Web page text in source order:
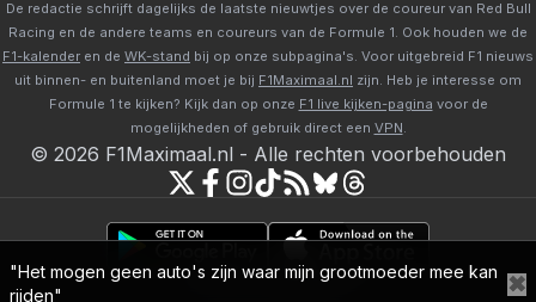
De redactie schrijft dagelijks de laatste nieuwtjes over de coureur van Red Bull
Racing en de andere teams en coureurs van de Formule 1. Ook houden we de
F1-kalender en de WK-stand bij op onze subpagina's. Voor uitgebreid F1 nieuws
uit binnen- en buitenland moet je bij F1Maximaal.nl zijn. Heb je interesse om
Formule 1 te kijken? Kijk dan op onze F1 live kijken-pagina voor de
mogelijkheden of gebruik direct een VPN
© 2026 F1Maximaal.nl - Alle rechten voorbehouden
Powered by Newsifier
"Het mogen geen auto's zijn waar mijn grootmoeder mee kan
rijden"
✖